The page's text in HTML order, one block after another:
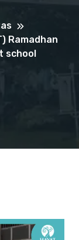
Ramadhan
school